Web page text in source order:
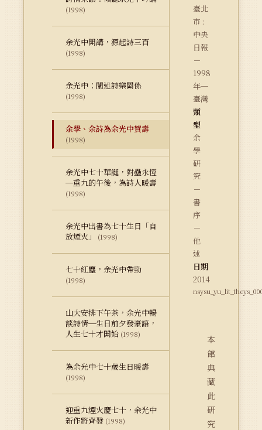
(1998)
余光中開講，源起詩三百
(1998)
余光中：闡述詩樂關係
(1998)
余學、余詩為余光中賀壽
(1998)
余光中七十華誕，對壘永恆
─重九的午後，為詩人暖壽
(1998)
余光中出書為七十生日「自
放煙火」
(1998)
七十紅塵，余光中帶勁
(1998)
山大安排下午茶，余光中暢
談詩情─生日前夕發豪語，
人生七十才開始 (1998)
為余光中七十歲生日暖壽
(1998)
迎重九煙火慶七十，余光中
新作將齊發 (1998)
臺北
市 :
中央
日報
－
1998
年─
臺灣
類
型
余
學
研
究
－
書
序
－
他
述
日期
2014
本
館
典
藏
此
研
究